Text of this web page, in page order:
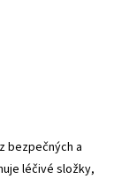
bezpečných a
léčivé složky,